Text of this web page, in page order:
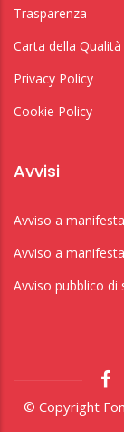
Trasparenza
Carta della Qualità
Privacy Policy
Cookie Policy
Avvisi
Avviso a
Avviso a
Avviso pubblico di
© Copyright